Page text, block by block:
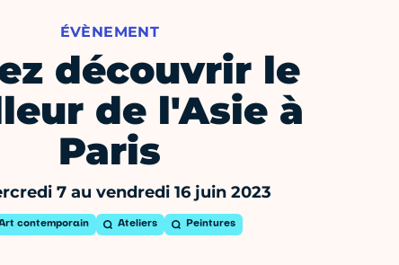
ÉVÈNEMENT
découvrir le
de l'Asie à
Paris
7 au vendredi 16 juin 2023
contemporain Ateliers Peintures